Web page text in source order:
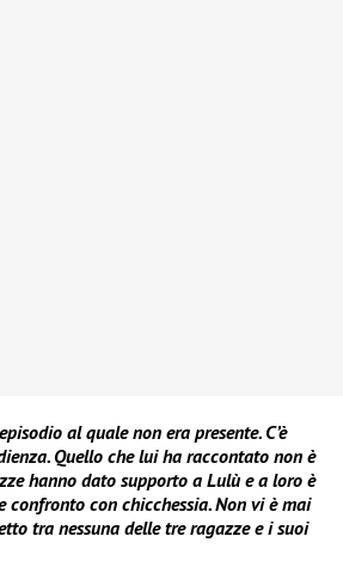
al quale non era presente. C’è
Quello che lui ha raccontato non è
hanno dato supporto a Lulù e a loro è
confronto con chicchessia. Non vi è mai
tra nessuna delle tre ragazze e i suoi